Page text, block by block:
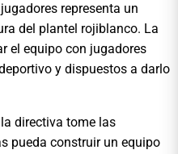
representa un
del plantel rojiblanco. La
el equipo con jugadores
y dispuestos a darlo
directiva tome las
pueda construir un equipo